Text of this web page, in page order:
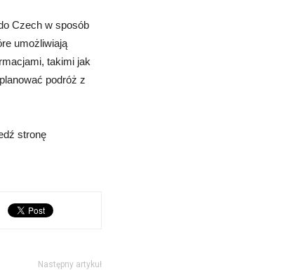
Czech w sposób
umożliwiają
takimi jak
podróż z
stronę
Następny artykuł